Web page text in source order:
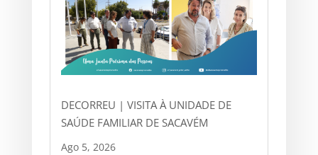
DECORREU | VISITA À UNIDADE DE
SAÚDE FAMILIAR DE SACAVÉM
Ago 5, 2026